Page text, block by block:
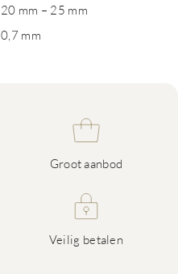
20 mm – 25 mm
0,7 mm
Groot aanbod
Veilig betalen